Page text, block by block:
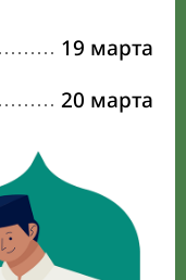
19 марта
20 марта